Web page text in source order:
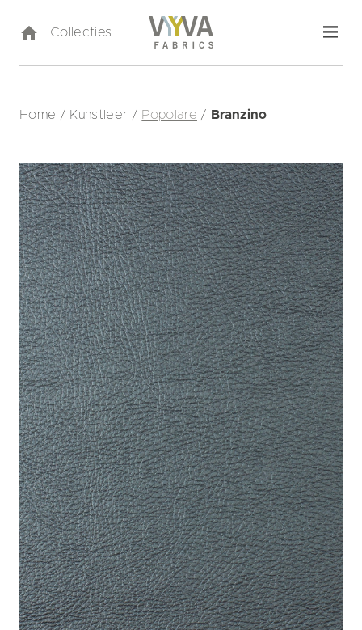
Collecties
Home / Kunstleer / Popolare / Branzino